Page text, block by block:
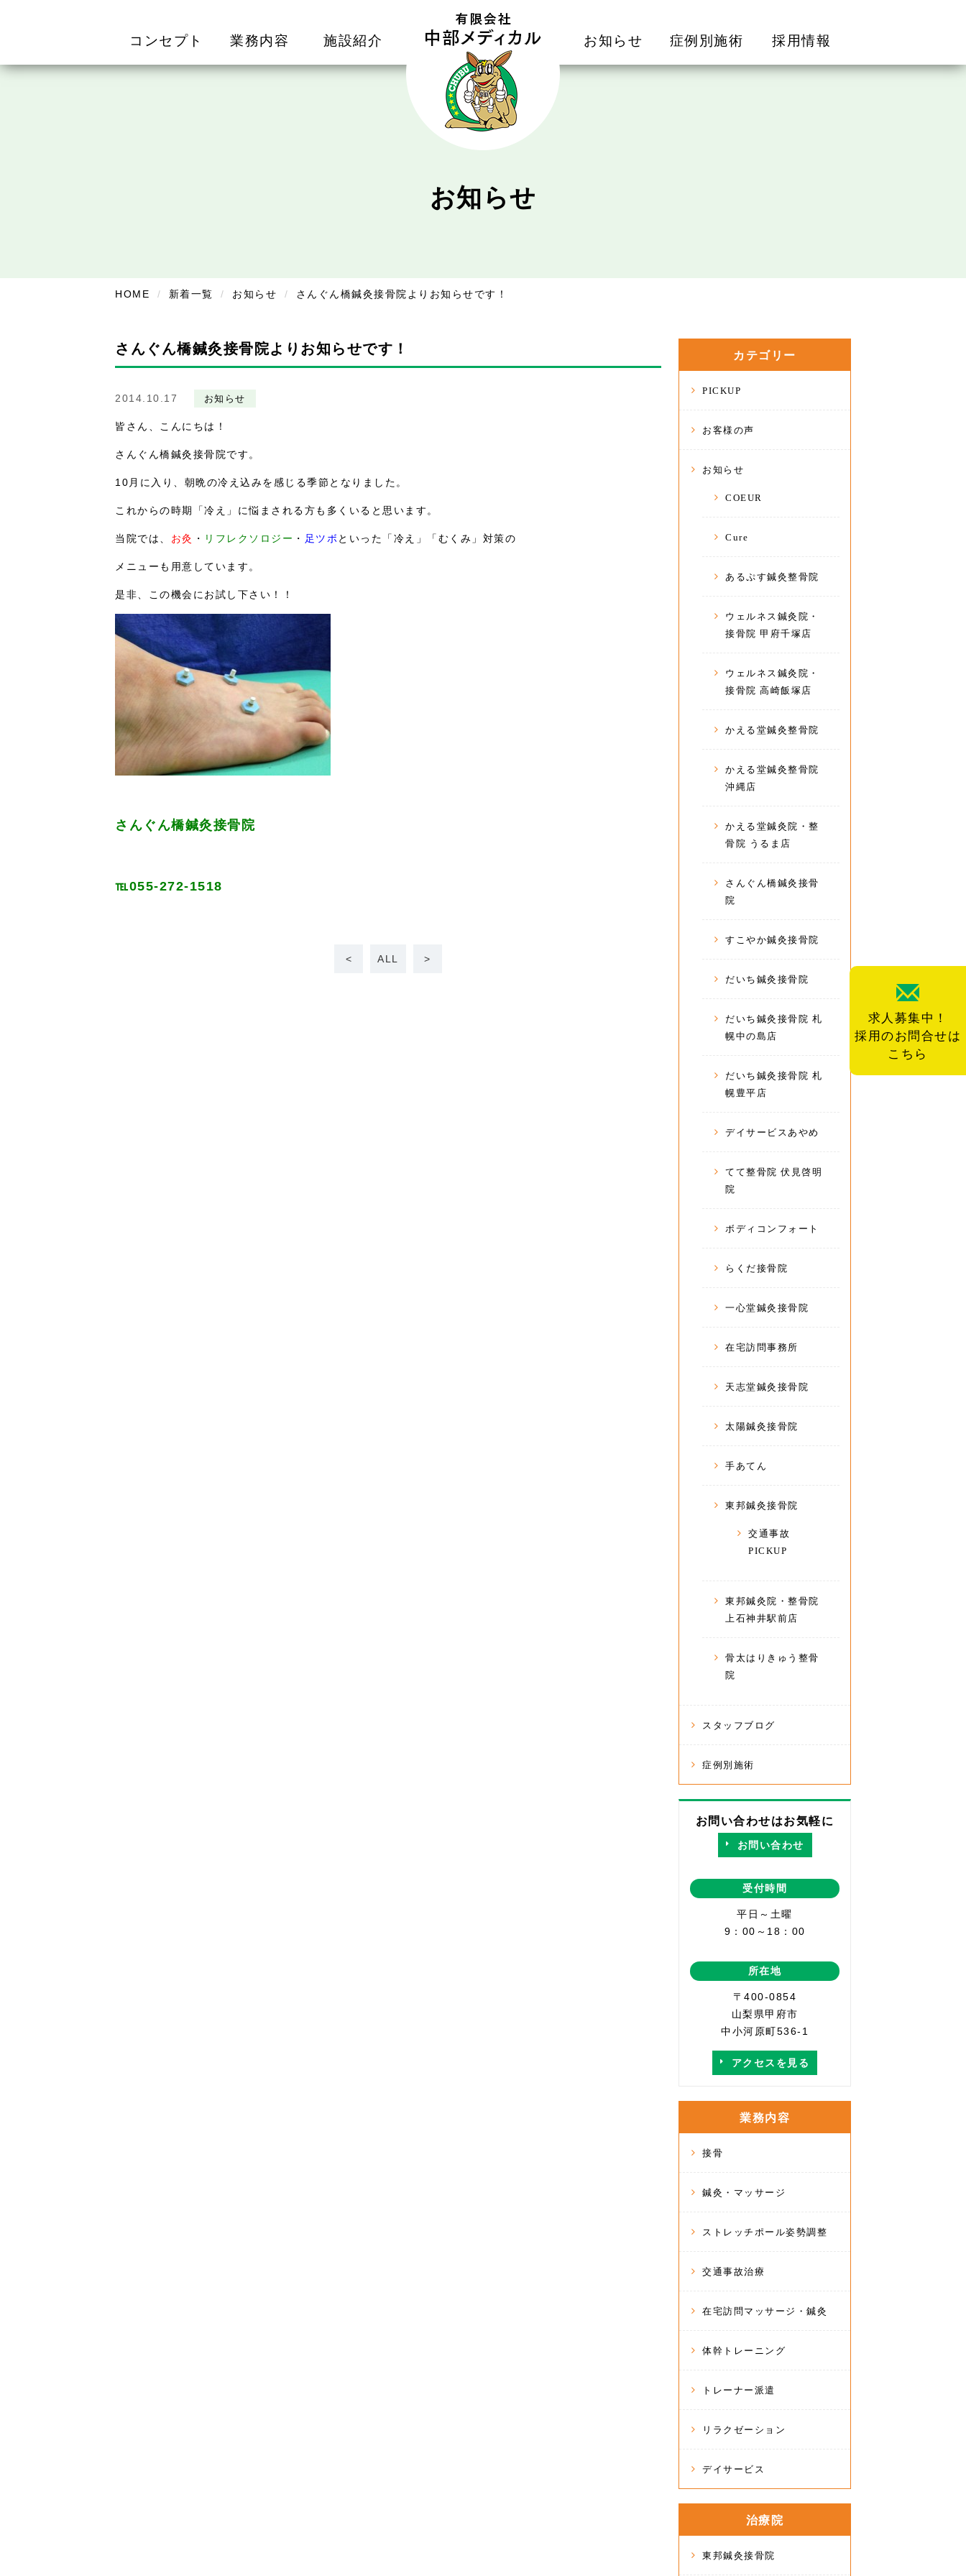
コンセプト 業務内容 施設紹介 お知らせ 症例別施術 採用情報
求人募集中！
採用のお問合せは
こちら
お知らせ
HOME 新着一覧 お知らせ さんぐん橋鍼灸接骨院よりお知らせです！
さんぐん橋鍼灸接骨院よりお知らせです！
2014.10.17 お知らせ
皆さん、こんにちは！
さんぐん橋鍼灸接骨院です。
10月に入り、朝晩の冷え込みを感じる季節となりました。
これからの時期「冷え」に悩まされる方も多くいると思います。
当院では、 お灸 ・ リフレクソロジー ・ 足ツボ といった「冷え」「むくみ」対策の
メニューも用意しています。
是非、この機会にお試し下さい！！
さんぐん橋鍼灸接骨院
℡055-272-1518
< ALL >
カテゴリー
PICKUP
お客様の声
お知らせ
COEUR
Cure
あるぷす鍼灸整骨院
ウェルネス鍼灸院・
接骨院 甲府千塚店
ウェルネス鍼灸院・
接骨院 高崎飯塚店
かえる堂鍼灸整骨院
かえる堂鍼灸整骨院
沖縄店
かえる堂鍼灸院・整
骨院 うるま店
さんぐん橋鍼灸接骨
院
すこやか鍼灸接骨院
だいち鍼灸接骨院
だいち鍼灸接骨院 札
幌中の島店
だいち鍼灸接骨院 札
幌豊平店
デイサービスあやめ
てて整骨院 伏見啓明
院
ボディコンフォート
らくだ接骨院
一心堂鍼灸接骨院
在宅訪問事務所
天志堂鍼灸接骨院
太陽鍼灸接骨院
手あてん
東邦鍼灸接骨院
交通事故
PICKUP
東邦鍼灸院・整骨院
上石神井駅前店
骨太はりきゅう整骨
院
スタッフブログ
症例別施術
お問い合わせはお気軽に
お問い合わせ
受付時間
平日～土曜
9：00～18：00
所在地
〒400-0854
山梨県甲府市
中小河原町536-1
アクセスを見る
業務内容
接骨
鍼灸・マッサージ
ストレッチポール姿勢調整
交通事故治療
在宅訪問マッサージ・鍼灸
体幹トレーニング
トレーナー派遣
リラクゼーション
デイサービス
治療院
東邦鍼灸接骨院